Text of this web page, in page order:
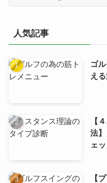
ー
人気記事
ゴ
え
【
法
ェッ
【